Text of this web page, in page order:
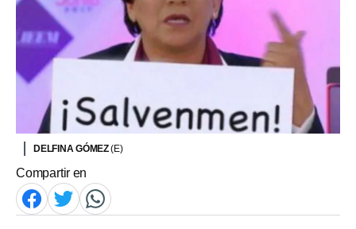
DELFINA GÓMEZ(E)
Compartir en